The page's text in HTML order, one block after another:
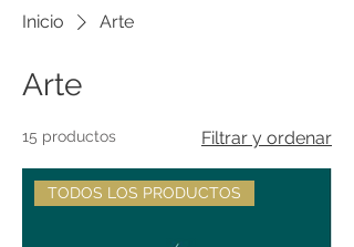
Inicio Arte
Arte
15 productos Filtrar y ordenar
TODOS LOS PRODUCTOS